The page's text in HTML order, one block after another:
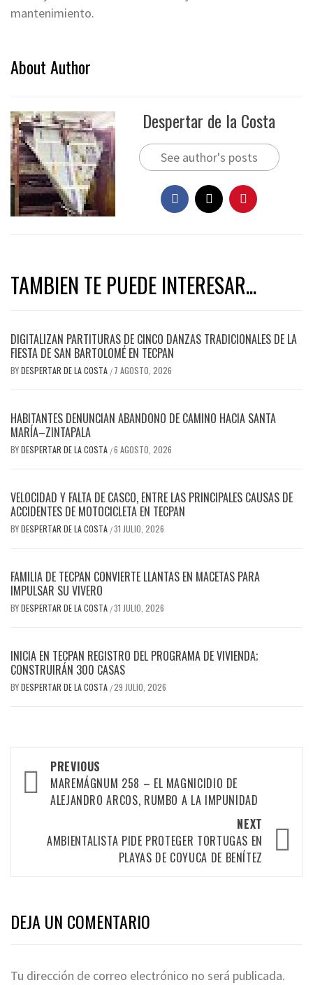
mantenimiento.
About Author
Despertar de la Costa
See author's posts
TAMBIEN TE PUEDE INTERESAR...
DIGITALIZAN PARTITURAS DE CINCO DANZAS TRADICIONALES DE LA
FIESTA DE SAN BARTOLOMÉ EN TECPAN
BYDESPERTAR DE LA COSTA / 7 AGOSTO, 2026
HABITANTES DENUNCIAN ABANDONO DE CAMINO HACIA SANTA
MARÍA–ZINTAPALA
BYDESPERTAR DE LA COSTA /6 AGOSTO, 2026
VELOCIDAD Y FALTA DE CASCO, ENTRE LAS PRINCIPALES CAUSAS DE
ACCIDENTES DE MOTOCICLETA EN TECPAN
BYDESPERTAR DE LA COSTA /31 JULIO, 2026
FAMILIA DE TECPAN CONVIERTE LLANTAS EN MACETAS PARA
IMPULSAR SU VIVERO
BYDESPERTAR DE LA COSTA /31 JULIO, 2026
INICIA EN TECPAN REGISTRO DEL PROGRAMA DE VIVIENDA;
CONSTRUIRÁN 300 CASAS
BYDESPERTAR DE LA COSTA /29 JULIO, 2026
Post
navigation
PREVIOUS
MAREMÁGNUM 258 – EL MAGNICIDIO DE
ALEJANDRO ARCOS, RUMBO A LA IMPUNIDAD
NEXT
AMBIENTALISTA PIDE PROTEGER TORTUGAS EN
PLAYAS DE COYUCA DE BENÍTEZ
DEJA UN COMENTARIO
Tu dirección de correo electrónico no será publicada.